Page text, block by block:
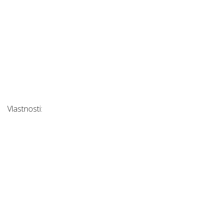
Vlastnosti: